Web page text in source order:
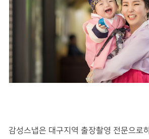
감성스냅은 대구지역 출장촬영 전문으로